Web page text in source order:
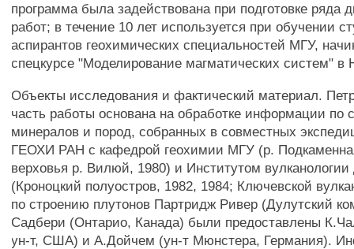
программа была задействована при подготовке ряда
работ; в течение 10 лет используется при обучении
аспирантов геохимических специальностей МГУ,
спецкурсе "Моделирование магматических систем" в
Объекты исследования и фактический материал.
часть работы основана на обработке информации по
минералов и пород, собранных в совместных
ГЕОХИ РАН с кафедрой геохимии МГУ (р.
верховья р. Вилюй, 1980) и Институтом
(Кроноцкий полуостров, 1982, 1984; Ключевской
по строению плутонов Партридж Ривер (Дулутский
Садбери (Онтарио, Канада) были предоставлены
ун-т, США) и А.Дойчем (ун-т Мюнстера, Германия).